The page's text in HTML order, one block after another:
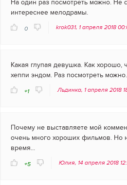
На один раз посмотреть можно. Не
интереснее мелодрамы.
0 krok031, 1 апреля 2018
Какая глупая девушка. Как хорошо,
хеппи эндом. Раз посмотреть можно.
+1 Льдинка, 1 апреля 2018
Почему не выставляете мой
очень много хороших фильмов. Но
время...
+5 Юлия, 14 апреля 2018